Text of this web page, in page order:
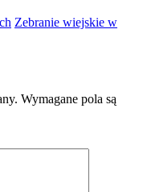
Zebranie wiejskie w
Wymagane pola są